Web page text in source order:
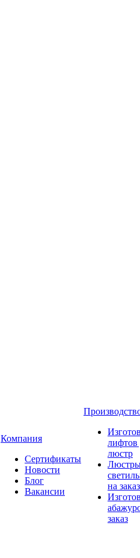
Компания
Сертификаты
Новости
Блог
Вакансии
лифтов
люстр
на заказ
заказ